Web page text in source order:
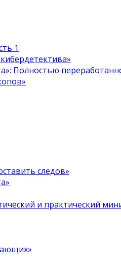
1
Полностью
следов»
и практический